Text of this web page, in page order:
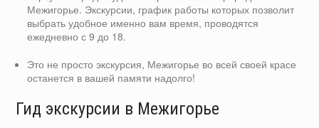
Межигорье. Экскурсии, график работы которых позволит
выбрать удобное именно вам время, проводятся
ежедневно с 9 до 18.
Это не просто экскурсия, Межигорье во всей своей красе
останется в вашей памяти надолго!
Гид экскурсии в Межигорье